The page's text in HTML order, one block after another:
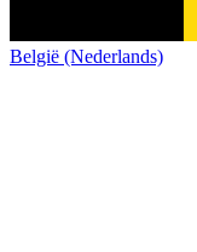
België (Nederlands)